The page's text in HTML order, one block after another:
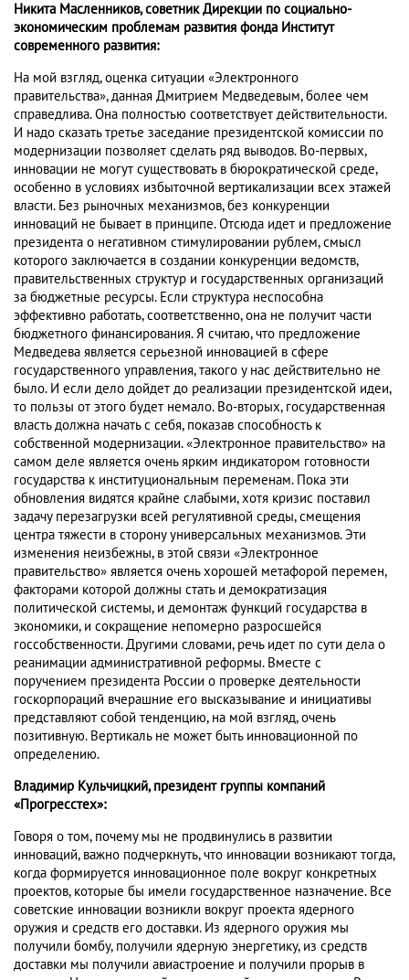
Никита Масленников, советник Дирекции по социально-
экономическим проблемам развития фонда Институт
современного развития:
На мой взгляд, оценка ситуации «Электронного
правительства», данная Дмитрием Медведевым, более чем
справедлива. Она полностью соответствует действительности.
И надо сказать третье заседание президентской комиссии по
модернизации позволяет сделать ряд выводов. Во-первых,
инновации не могут существовать в бюрократической среде,
особенно в условиях избыточной вертикализации всех этажей
власти. Без рыночных механизмов, без конкуренции
инноваций не бывает в принципе. Отсюда идет и предложение
президента о негативном стимулировании рублем, смысл
которого заключается в создании конкуренции ведомств,
правительственных структур и государственных организаций
за бюджетные ресурсы. Если структура неспособна
эффективно работать, соответственно, она не получит части
бюджетного финансирования. Я считаю, что предложение
Медведева является серьезной инновацией в сфере
государственного управления, такого у нас действительно не
было. И если дело дойдет до реализации президентской идеи,
то пользы от этого будет немало. Во-вторых, государственная
власть должна начать с себя, показав способность к
собственной модернизации. «Электронное правительство» на
самом деле является очень ярким индикатором готовности
государства к институциональным переменам. Пока эти
обновления видятся крайне слабыми, хотя кризис поставил
задачу перезагрузки всей регулятивной среды, смещения
центра тяжести в сторону универсальных механизмов. Эти
изменения неизбежны, в этой связи «Электронное
правительство» является очень хорошей метафорой перемен,
факторами которой должны стать и демократизация
политической системы, и демонтаж функций государства в
экономики, и сокращение непомерно разросшейся
госсобственности. Другими словами, речь идет по сути дела о
реанимации административной реформы. Вместе с
поручением президента России о проверке деятельности
госкорпораций вчерашние его высказывание и инициативы
представляют собой тенденцию, на мой взгляд, очень
позитивную. Вертикаль не может быть инновационной по
определению.
Владимир Кульчицкий, президент группы компаний
«Прогресстех»:
Говоря о том, почему мы не продвинулись в развитии
инноваций, важно подчеркнуть, что инновации возникают тогда,
когда формируется инновационное поле вокруг конкретных
проектов, которые бы имели государственное назначение. Все
советские инновации возникли вокруг проекта ядерного
оружия и средств его доставки. Из ядерного оружия мы
получили бомбу, получили ядерную энергетику, из средств
доставки мы получили авиастроение и получили прорыв в